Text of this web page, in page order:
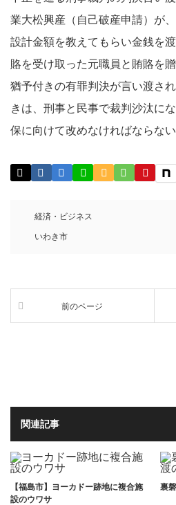
業大松興産（自己破産申請）が
設計金額を教えてもらい金銭を
賂を受け取った元職員と賄賂を
猶予付きの有罪判決が言い渡さ
きは、刑事と民事で裁判沙汰に
保に向けて改めなければならない
経済・ビジネス
いわき市
前のページ
関連記事
【福島市】ヨーカドー跡地に複合施
設のウワサ
裏